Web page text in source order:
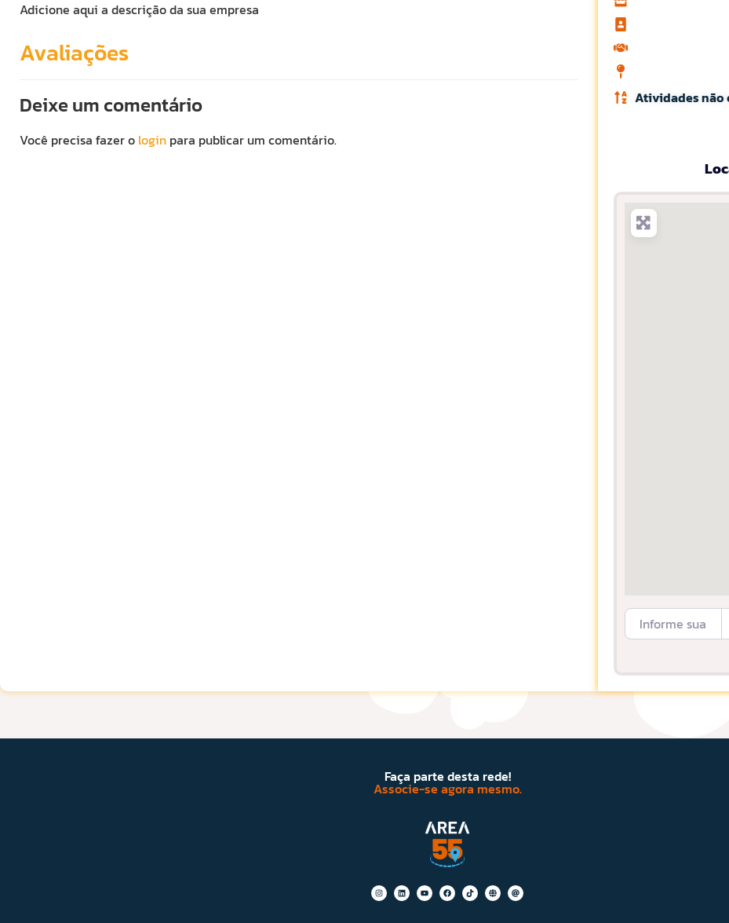
Adicione aqui a descrição da sua empresa
Avaliações
Deixe um comentário
Você precisa fazer o login para publicar um comentário.
Atividades não
Informe sua
Faça parte desta rede!
Associe-se agora mesmo.